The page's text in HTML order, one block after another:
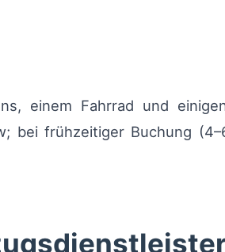
einem Fahrrad und
bei frühzeitiger Buchung